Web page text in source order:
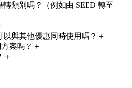
類別嗎？（例如由 SEED 轉至
與其他優惠同時使用嗎？ ＋
案嗎？ ＋
＋